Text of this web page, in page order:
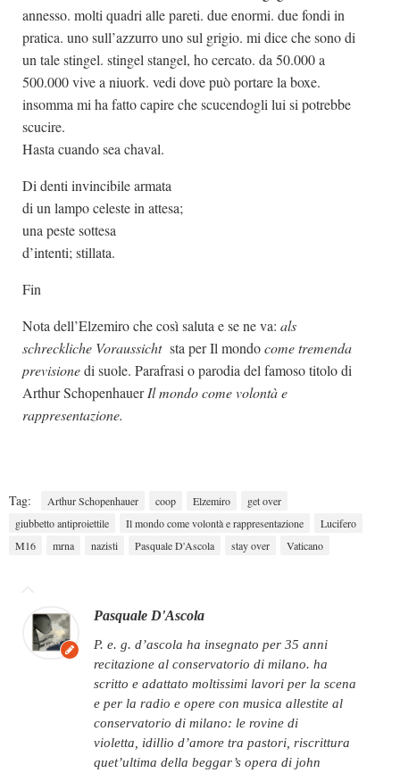
annesso. molti quadri alle pareti. due enormi. due fondi in
pratica. uno sull’azzurro uno sul grigio. mi dice che sono di
un tale stingel. stingel stangel, ho cercato. da 50.000 a
500.000 vive a niuork. vedi dove può portare la boxe.
insomma mi ha fatto capire che scucendogli lui si potrebbe
scucire.
Hasta cuando sea chaval.
Di denti invincibile armata
di un lampo celeste in attesa;
una peste sottesa
d’intenti; stillata.
Fin
Nota dell’Elzemiro che così saluta e se ne va: als
schreckliche Voraussichtsta per Il mondocome tremenda
previsionedi suole. Parafrasi o parodia del famoso titolo di
Arthur SchopenhauerIl mondo come volontà e
rappresentazione.
Tag: Arthur Schopenhauer coop Elzemiro
get over
giubbetto antiproiettile
Il mondo come volontà e rappresentazione
Lucifero
M16
mrna nazisti Pasquale D'Ascola stay over Vaticano
Pasquale D'Ascola
p. e. g. d’ascola ha insegnato per 35 anni
recitazione al conservatorio di milano. ha
scritto e adattato moltissimi lavori per la scena
e per la radio e opere con musica allestite al
conservatorio di milano: le rovine di
violetta, idillio d’amore tra pastori, riscrittura
quet’ultima della beggar’s opera di john